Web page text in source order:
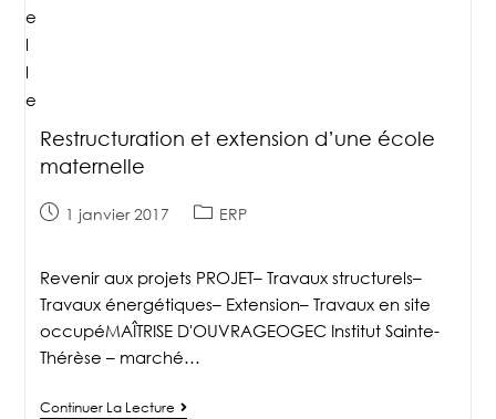
Restructuration et extension d’une école
maternelle
1 janvier 2017 ERP
Revenir aux projets PROJET– Travaux structurels–
Travaux énergétiques– Extension– Travaux en site
occupéMAÎTRISE D'OUVRAGEOGEC Institut Sainte-
Thérèse – marché…
Continuer La Lecture